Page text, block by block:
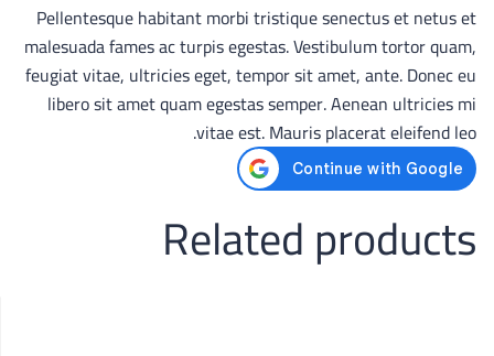
Pellentesque habitant morbi tristique senectus et netus et
malesuada fames ac turpis egestas. Vestibulum tortor quam,
feugiat vitae, ultricies eget, tempor sit amet, ante. Donec eu
libero sit amet quam egestas semper. Aenean ultricies mi
vitae est. Mauris placerat eleifend leo.
Related products